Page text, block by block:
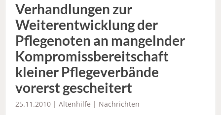
Verhandlungen zur
Weiterentwicklung der
Pflegenoten an mangelnder
Kompromissbereitschaft
kleiner Pflegeverbände
vorerst gescheitert
25.11.2010 | Altenhilfe | Nachrichten